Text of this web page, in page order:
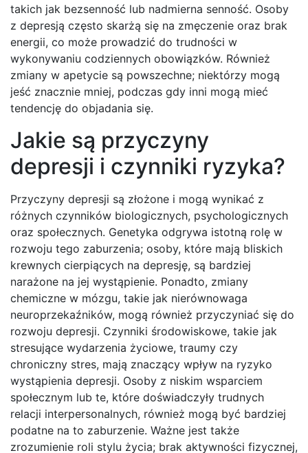
takich jak bezsenność lub nadmierna senność. Osoby
z depresją często skarżą się na zmęczenie oraz brak
energii, co może prowadzić do trudności w
wykonywaniu codziennych obowiązków. Również
zmiany w apetycie są powszechne; niektórzy mogą
jeść znacznie mniej, podczas gdy inni mogą mieć
tendencję do objadania się.
Jakie są przyczyny
depresji i czynniki ryzyka?
Przyczyny depresji są złożone i mogą wynikać z
różnych czynników biologicznych, psychologicznych
oraz społecznych. Genetyka odgrywa istotną rolę w
rozwoju tego zaburzenia; osoby, które mają bliskich
krewnych cierpiących na depresję, są bardziej
narażone na jej wystąpienie. Ponadto, zmiany
chemiczne w mózgu, takie jak nierównowaga
neuroprzekaźników, mogą również przyczyniać się do
rozwoju depresji. Czynniki środowiskowe, takie jak
stresujące wydarzenia życiowe, traumy czy
chroniczny stres, mają znaczący wpływ na ryzyko
wystąpienia depresji. Osoby z niskim wsparciem
społecznym lub te, które doświadczyły trudnych
relacji interpersonalnych, również mogą być bardziej
podatne na to zaburzenie. Ważne jest także
zrozumienie roli stylu życia; brak aktywności fizycznej,